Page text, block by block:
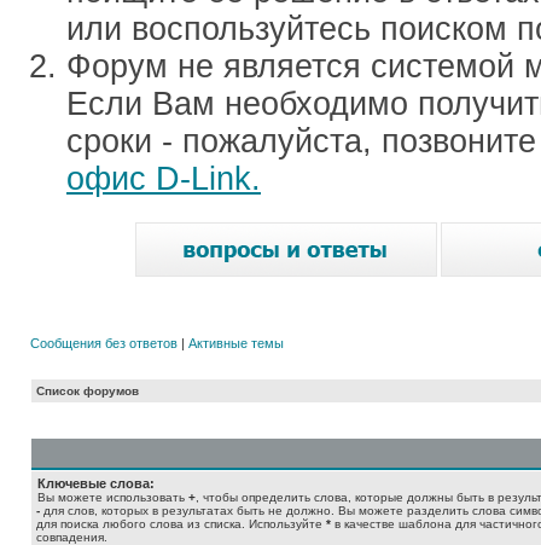
или воспользуйтесь поиском
Форум не является системой
Если Вам необходимо
сроки - пожалуйста,
офис D-Link.
Сообщения без ответов | Активные темы
Список форумов
Ключевые слова:
Вы можете использовать + , чтобы определить слова, которые должны быть в
- для слов, которых в результатах быть не должно. Вы можете разделить слова
для поиска любого слова из списка. Используйте * в качестве шаблона для
совпадения.